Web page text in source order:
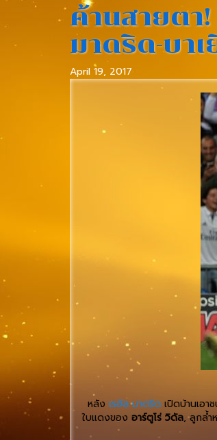
ค้านสายตา!
มาดริด-บาเ
April 19, 2017
หลัง เรอัล มาดริดเปิดบ้านเอาช
ใบแดงของ อาร์ตูโร่ วิดัล, ลูกล้ำ